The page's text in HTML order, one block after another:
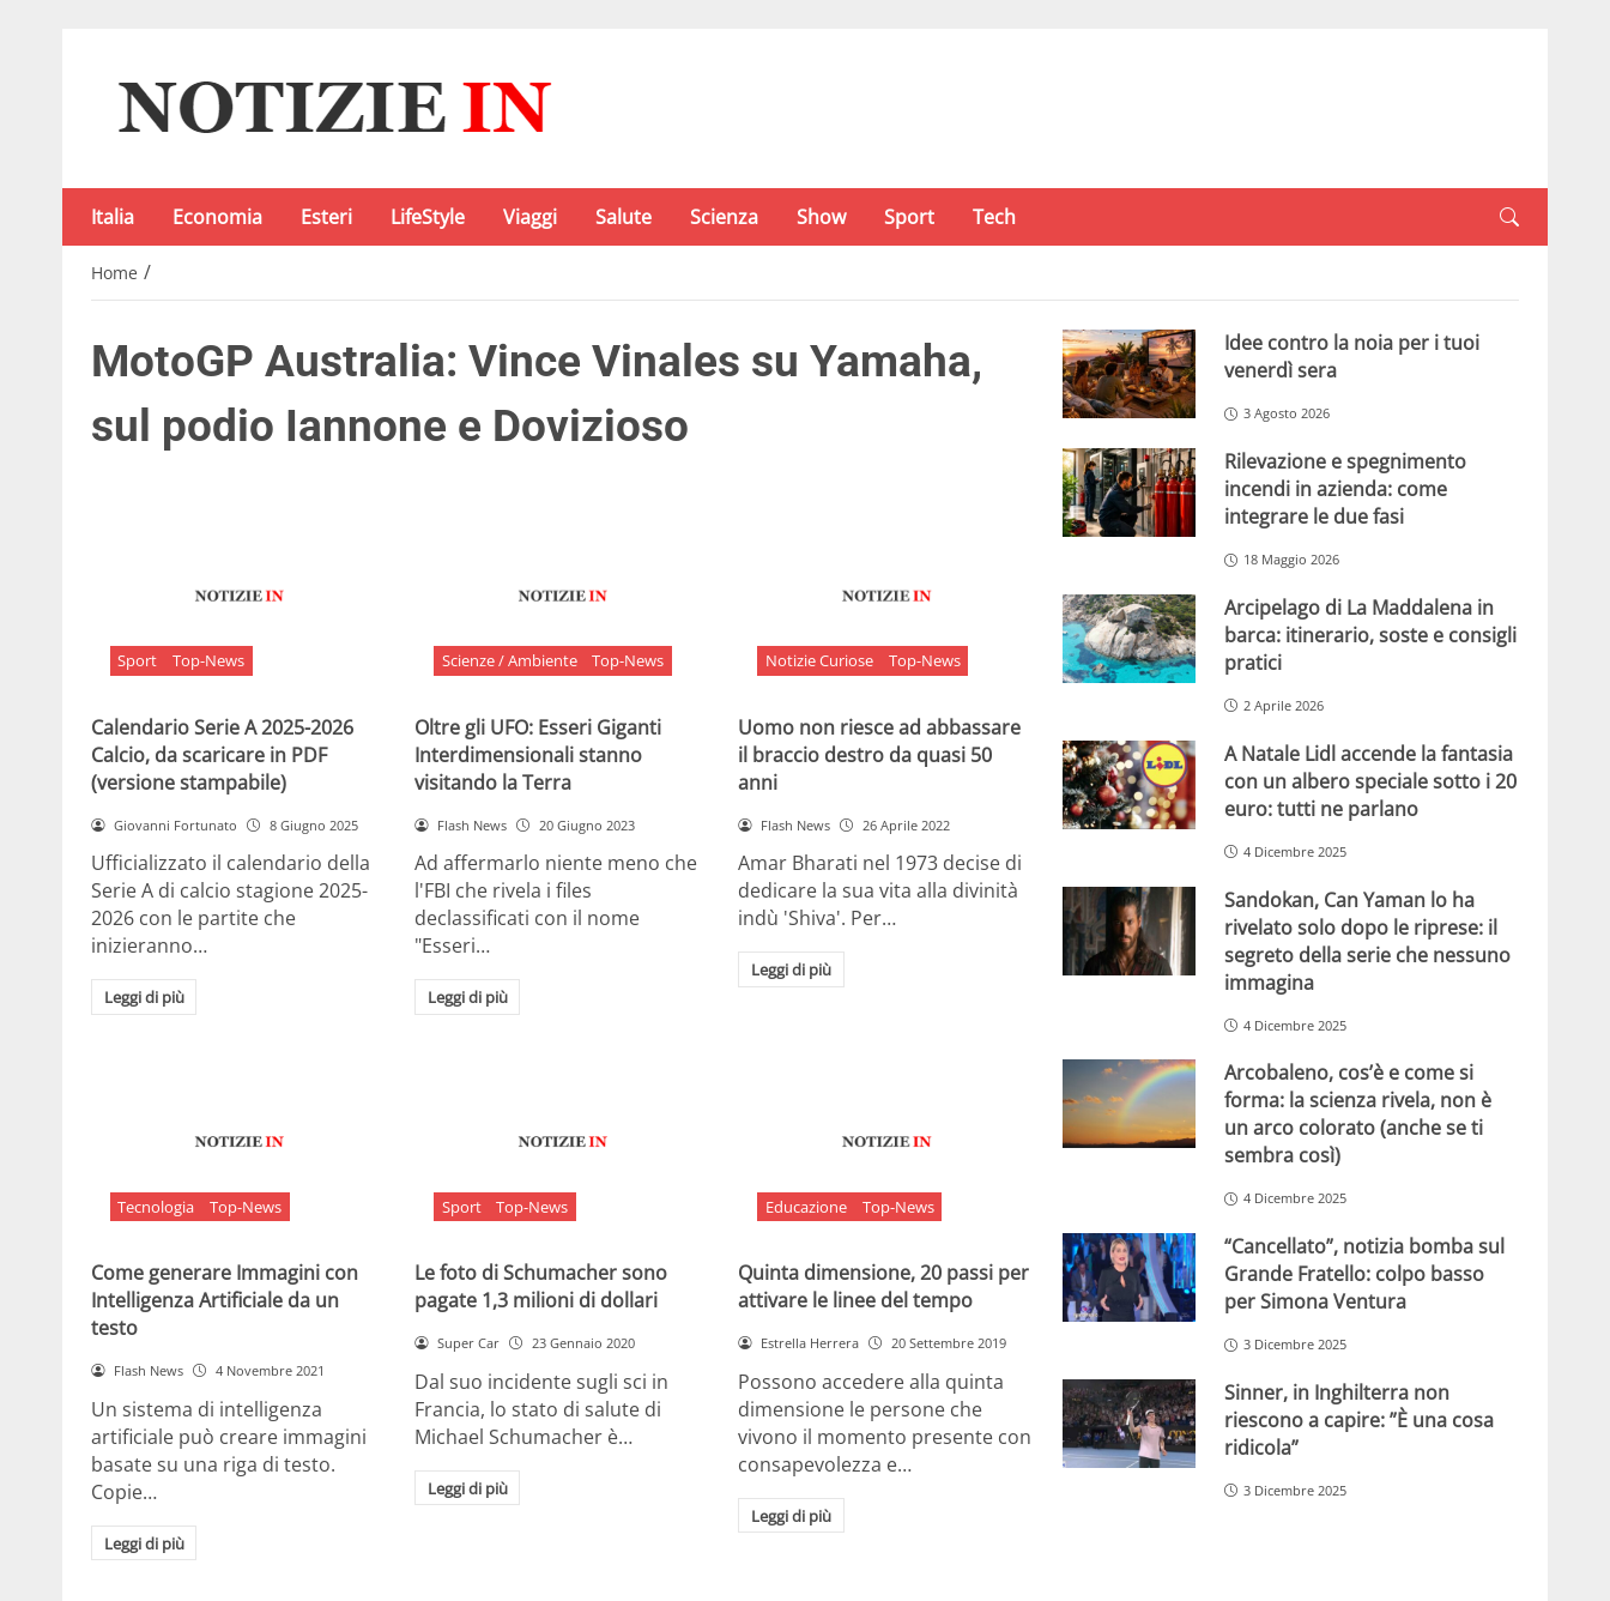
Italia Economia Esteri LifeStyle Viaggi Salute Scienza Show Sport Tech
Home /
MotoGP Australia: Vince Vinales su Yamaha,
sul podio Iannone e Dovizioso
Sport Top-News
Calendario Serie A 2025-2026
Calcio, da scaricare in PDF
(versione stampabile)
Giovanni Fortunato 8 Giugno 2025
Ufficializzato il calendario della
Serie A di calcio stagione 2025-
2026 con le partite che
inizieranno…
Leggi di più
Scienze / Ambiente Top-News
Oltre gli UFO: Esseri Giganti
Interdimensionali stanno
visitando la Terra
Flash News 20 Giugno 2023
Ad affermarlo niente meno che
l'FBI che rivela i files
declassificati con il nome
"Esseri…
Leggi di più
Notizie Curiose Top-News
Uomo non riesce ad abbassare
il braccio destro da quasi 50
anni
Flash News 26 Aprile 2022
Amar Bharati nel 1973 decise di
dedicare la sua vita alla divinità
indù 'Shiva'. Per…
Leggi di più
Tecnologia Top-News
Come generare Immagini con
Intelligenza Artificiale da un
testo
Flash News 4 Novembre 2021
Un sistema di intelligenza
artificiale può creare immagini
basate su una riga di testo.
Copie…
Leggi di più
Sport Top-News
Le foto di Schumacher sono
pagate 1,3 milioni di dollari
Super Car 23 Gennaio 2020
Dal suo incidente sugli sci in
Francia, lo stato di salute di
Michael Schumacher è…
Leggi di più
Educazione Top-News
Quinta dimensione, 20 passi per
attivare le linee del tempo
Estrella Herrera 20 Settembre 2019
Possono accedere alla quinta
dimensione le persone che
vivono il momento presente con
consapevolezza e…
Leggi di più
Idee contro la noia per i tuoi
venerdì sera
3 Agosto 2026
Rilevazione e spegnimento
incendi in azienda: come
integrare le due fasi
18 Maggio 2026
Arcipelago di La Maddalena in
barca: itinerario, soste e consigli
pratici
2 Aprile 2026
A Natale Lidl accende la fantasia
con un albero speciale sotto i 20
euro: tutti ne parlano
4 Dicembre 2025
Sandokan, Can Yaman lo ha
rivelato solo dopo le riprese: il
segreto della serie che nessuno
immagina
4 Dicembre 2025
Arcobaleno, cos’è e come si
forma: la scienza rivela, non è
un arco colorato (anche se ti
sembra così)
4 Dicembre 2025
“Cancellato”, notizia bomba sul
Grande Fratello: colpo basso
per Simona Ventura
3 Dicembre 2025
Sinner, in Inghilterra non
riescono a capire: ”È una cosa
ridicola”
3 Dicembre 2025